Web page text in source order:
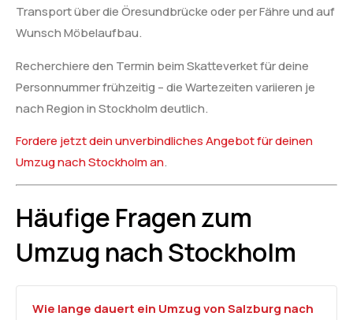
Transport über die Öresundbrücke oder per Fähre und auf
Wunsch Möbelaufbau.
Recherchiere den Termin beim Skatteverket für deine
Personnummer frühzeitig – die Wartezeiten variieren je
nach Region in Stockholm deutlich.
Fordere jetzt dein unverbindliches Angebot für deinen
Umzug nach Stockholm an.
Häufige Fragen zum
Umzug nach Stockholm
Wie lange dauert ein Umzug von Salzburg nach